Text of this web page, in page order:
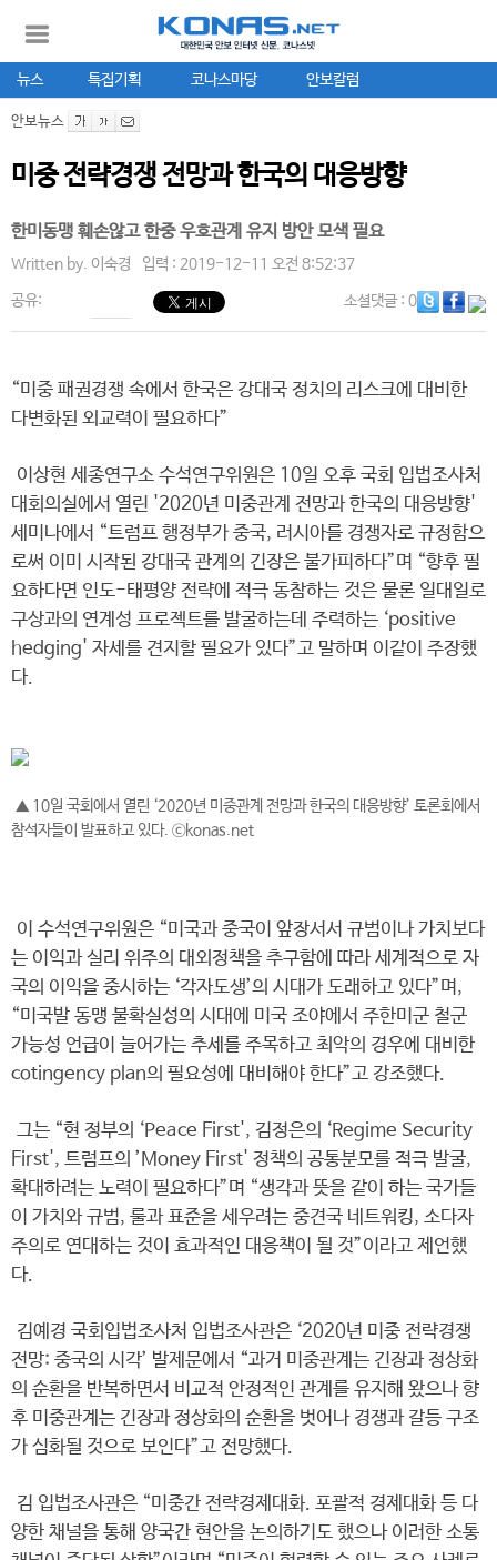
뉴스 특집기획 코나스마당 안보칼럼
안보뉴스
미중 전략경쟁 전망과 한국의 대응방향
한미동맹 훼손않고 한중 우호관계 유지 방안 모색 필요
Written by. 이숙경 입력 : 2019-12-11 오전 8:52:37
공유: 소셜댓글: 0
“미중 패권경쟁 속에서 한국은 강대국 정치의 리스크에 대비한
다변화된 외교력이 필요하다”
이상현 세종연구소 수석연구위원은 10일 오후 국회 입법조사처
대회의실에서 열린 '2020년 미중관계 전망과 한국의 대응방향'
세미나에서 “트럼프 행정부가 중국, 러시아를 경쟁자로 규정함으
로써 이미 시작된 강대국 관계의 긴장은 불가피하다”며 “향후 필
요하다면 인도-태평양 전략에 적극 동참하는 것은 물론 일대일로
구상과의 연계성 프로젝트를 발굴하는데 주력하는 ‘positive
hedging' 자세를 견지할 필요가 있다”고 말하며 이같이 주장했
다.
▲ 10일 국회에서 열린 ‘2020년 미중관계 전망과 한국의 대응방향’ 토론회에서
참석자들이 발표하고 있다. ⓒkonas.net
이 수석연구위원은 “미국과 중국이 앞장서서 규범이나 가치보다
는 이익과 실리 위주의 대외정책을 추구함에 따라 세계적으로 자
국의 이익을 중시하는 ‘각자도생’의 시대가 도래하고 있다”며,
“미국발 동맹 불확실성의 시대에 미국 조야에서 주한미군 철군
가능성 언급이 늘어가는 추세를 주목하고 최악의 경우에 대비한
cotingency plan의 필요성에 대비해야 한다”고 강조했다.
그는 “현 정부의 ‘Peace First', 김정은의 ‘Regime Security
First', 트럼프의 ’Money First' 정책의 공통분모를 적극 발굴,
확대하려는 노력이 필요하다”며 “생각과 뜻을 같이 하는 국가들
이 가치와 규범, 룰과 표준을 세우려는 중견국 네트워킹, 소다자
주의로 연대하는 것이 효과적인 대응책이 될 것”이라고 제언했
다.
김예경 국회입법조사처 입법조사관은 ‘2020년 미중 전략경쟁
전망: 중국의 시각’ 발제문에서 “과거 미중관계는 긴장과 정상화
의 순환을 반복하면서 비교적 안정적인 관계를 유지해 왔으나 향
후 미중관계는 긴장과 정상화의 순환을 벗어나 경쟁과 갈등 구조
가 심화될 것으로 보인다”고 전망했다.
김 입법조사관은 “미중간 전략경제대화. 포괄적 경제대화 등 다
양한 채널을 통해 양국간 현안을 논의하기도 했으나 이러한 소통